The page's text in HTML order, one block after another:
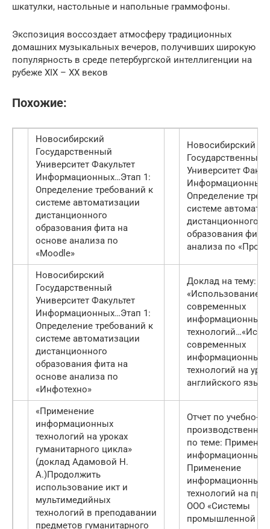
шкатулки, настольные и напольные граммофоны.
Экспозиция воссоздает атмосферу традиционных
домашних музыкальных вечеров, получивших широкую
популярность в среде петербургской интеллигенции на
рубеже XIX – ХХ веков
Похожие:
Новосибирский
Государственный
Университет Факультет
Информационных…Этап 1:
Определение требований к
системе автоматизации
дистанционного
образования фита на
основе анализа по
«Moodle»
Новосибирский
Государственный
Университет
Определение
системе
дистанционного
образования фита
анализа по
Новосибирский
Государственный
Университет Факультет
Информационных…Этап 1:
Определение требований к
системе автоматизации
дистанционного
образования фита на
основе анализа по
«Инфотехно»
Доклад на тему:
«Использование
современных
информационных
технологий…
современных
информационных
технологий на
английского
«Применение
информационных
технологий на уроках
гуманитарного цикла»
(доклад Адамовой Н.
А.)Продолжить
использование икт и
мультимедийных
технологий в преподавании
предметов гуманитарного
Отчет по учебно-
по теме:
информационных…
Применение
информационных
технологий на
ООО «Системы
промышленной